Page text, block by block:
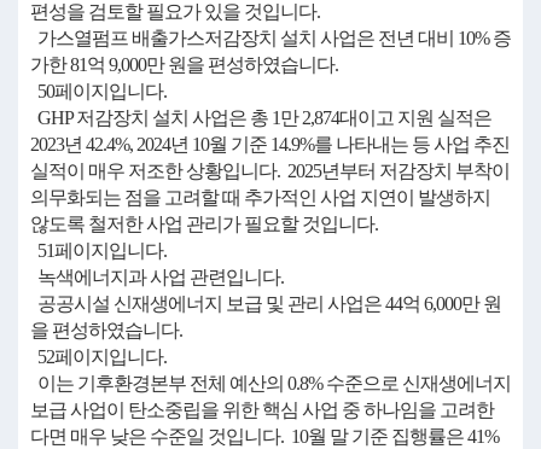
편성을 검토할 필요가 있을 것입니다.
가스열펌프 배출가스저감장치 설치 사업은 전년 대비 10% 증
가한 81억 9,000만 원을 편성하였습니다.
50페이지입니다.
GHP 저감장치 설치 사업은 총 1만 2,874대이고 지원 실적은
2023년 42.4%, 2024년 10월 기준 14.9%를 나타내는 등 사업 추진
실적이 매우 저조한 상황입니다. 2025년부터 저감장치 부착이
의무화되는 점을 고려할 때 추가적인 사업 지연이 발생하지
않도록 철저한 사업 관리가 필요할 것입니다.
51페이지입니다.
녹색에너지과 사업 관련입니다.
공공시설 신재생에너지 보급 및 관리 사업은 44억 6,000만 원
을 편성하였습니다.
52페이지입니다.
이는 기후환경본부 전체 예산의 0.8% 수준으로 신재생에너지
보급 사업이 탄소중립을 위한 핵심 사업 중 하나임을 고려한
다면 매우 낮은 수준일 것입니다. 10월 말 기준 집행률은 41%